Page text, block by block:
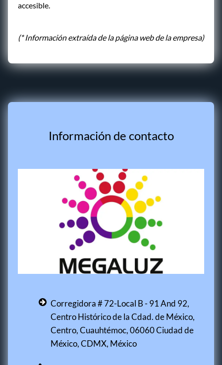
accesible.
(* Información extraída de la página web de la empresa)
Información de contacto
Corregidora # 72-Local B - 91 And 92,
Centro Histórico de la Cdad. de México,
Centro, Cuauhtémoc, 06060 Ciudad de
México, CDMX, México